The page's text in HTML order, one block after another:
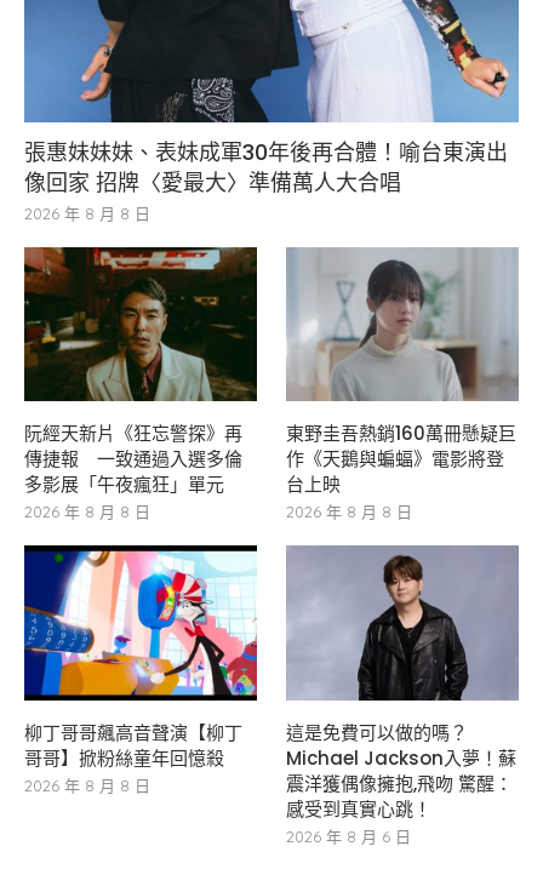
張惠妹妹妹、表妹成軍30年後再合體！喻台東演出
像回家 招牌〈愛最大〉準備萬人大合唱
2026 年 8 月 8 日
阮經天新片《狂忘警探》再
傳捷報 一致通過入選多倫
多影展「午夜瘋狂」單元
2026 年 8 月 8 日
東野圭吾熱銷160萬冊懸疑巨
作《天鵝與蝙蝠》電影將登
台上映
2026 年 8 月 8 日
柳丁哥哥飆高音聲演【柳丁
哥哥】掀粉絲童年回憶殺
2026 年 8 月 8 日
這是免費可以做的嗎？
Michael Jackson入夢！蘇
震洋獲偶像擁抱,飛吻 驚醒：
感受到真實心跳！
2026 年 8 月 6 日